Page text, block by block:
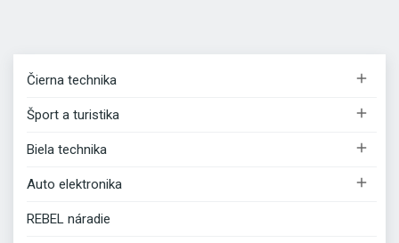
Čierna technika 
Šport a turistika 
Biela technika 
Auto elektronika 
REBEL náradie